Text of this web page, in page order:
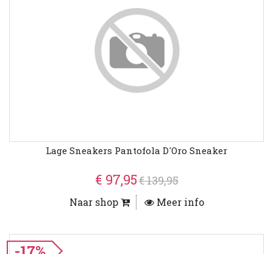
Lage Sneakers Pantofola D'Oro Sneaker
€ 97,95€ 139,95
Naar shop Meer info